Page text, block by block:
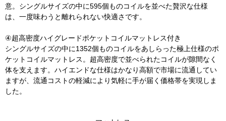
意。シングルサイズの中に595個ものコイルを並べた贅沢な仕様
は、一度味わうと離れられない快適さです。
④超高密度ハイグレードポケットコイルマットレス付き
シングルサイズの中に1352個ものコイルをあしらった極上仕様のポ
ケットコイルマットレス。超高密度で並べられたコイルが隙間なく
体を支えます。ハイエンドな仕様はかなり高額で市場に流通してい
ますが、流通コストの軽減により気軽に手が届く価格帯を実現しま
した。